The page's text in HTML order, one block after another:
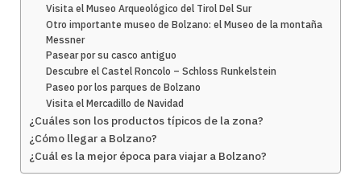
Visita el Museo Arqueológico del Tirol Del Sur
Otro importante museo de Bolzano: el Museo de la montaña
Messner
Pasear por su casco antiguo
Descubre el Castel Roncolo – Schloss Runkelstein
Paseo por los parques de Bolzano
Visita el Mercadillo de Navidad
¿Cuáles son los productos típicos de la zona?
¿Cómo llegar a Bolzano?
¿Cuál es la mejor época para viajar a Bolzano?